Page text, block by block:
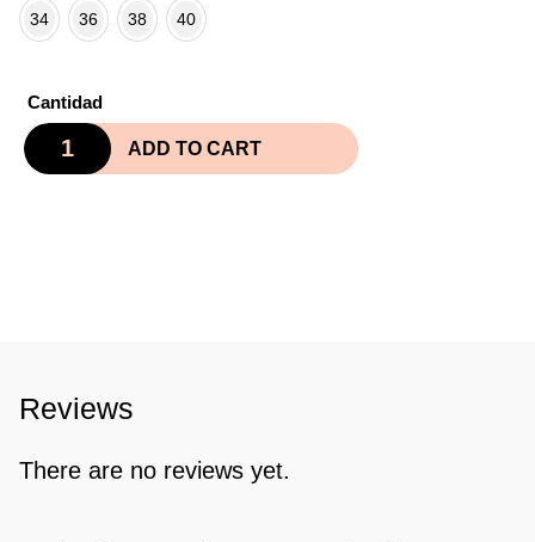
34 36 38 40
Cantidad
ADD TO CART
Reviews
There are no reviews yet.